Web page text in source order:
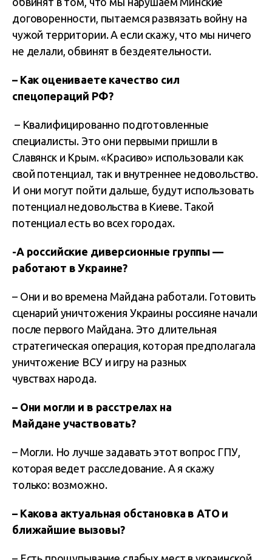
договоренности, пытаемся развязать войну на
чужой территории. А если скажу, что мы ничего
не делали, обвинят в бездеятельности.
– Как оцениваете качество сил
спецопераций РФ?
– Квалифицированно подготовленные
специалисты. Это они первыми пришли в
Славянск и Крым. «Красиво» использовали как
свой потенциал, так и внутреннее недовольство.
И они могут пойти дальше, будут использовать
потенциал недовольства в Киеве. Такой
потенциал есть во всех городах.
-А российские диверсионные группы —
работают в Украине?
– Они и во времена Майдана работали. Готовить
сценарий уничтожения Украины россияне начали
после первого Майдана. Это длительная
стратегическая операция, которая предполагала
уничтожение ВСУ и игру на разных
чувствах народа.
– Они могли и в расстрелах на
Майдане участвовать?
– Могли. Но лучше задавать этот вопрос ГПУ,
которая ведет расследование. А я скажу
только: возможно.
– Какова актуальная обстановка в АТО и
ближайшие вызовы?